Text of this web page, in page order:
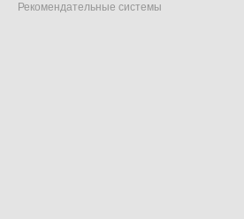
Рекомендательные системы